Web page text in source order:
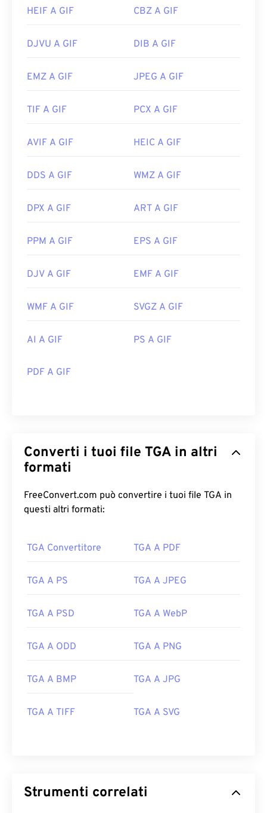
HEIF A GIF CBZ A GIF
DJVU A GIF DIB A GIF
EMZ A GIF JPEG A GIF
TIF A GIF PCX A GIF
AVIF A GIF HEIC A GIF
DDS A GIF WMZ A GIF
DPX A GIF ART A GIF
PPM A GIF EPS A GIF
DJV A GIF EMF A GIF
WMF A GIF SVGZ A GIF
AI A GIF PS A GIF
PDF A GIF
Converti i tuoi file TGA in altri
formati
FreeConvert.com può convertire i tuoi file TGA in
questi altri formati:
TGA Convertitore TGA A PDF
TGA A PS TGA A JPEG
TGA A PSD TGA A WebP
TGA A ODD TGA A PNG
TGA A BMP TGA A JPG
TGA A TIFF TGA A SVG
Strumenti correlati